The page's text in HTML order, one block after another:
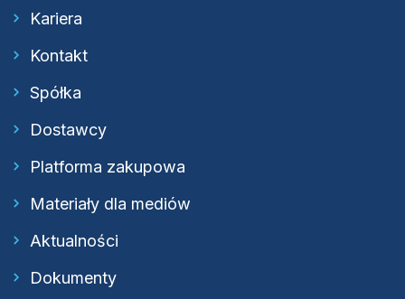
Kariera
Kontakt
Spółka
Dostawcy
Platforma zakupowa
Materiały dla mediów
Aktualności
Dokumenty